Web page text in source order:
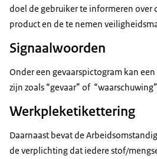
doel de gebruiker te informeren over
product en de te nemen
Signaalwoorden
Onder een gevaarspictogram kan
zijn zoals “gevaar” of
Werkpleketikettering
Daarnaast bevat de
de verplichting dat iedere stof/